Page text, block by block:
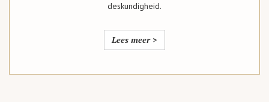
deskundigheid.
Lees meer >